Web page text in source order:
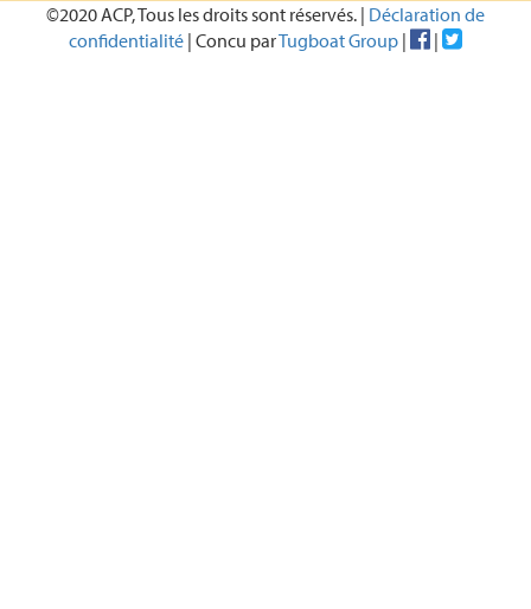
©2020 ACP, Tous les droits sont réservés. | Déclaration de
confidentialité | Concu parTugboat Group | |